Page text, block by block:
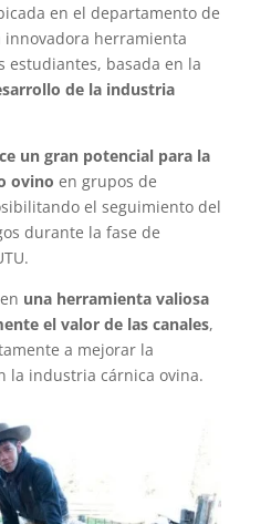
en el departamento de
herramienta
estudiantes, basada en la
de la industria
un gran potencial para la
ovino en grupos de
el seguimiento del
durante la fase de
una herramienta valiosa
el valor de las canales,
a mejorar la
la industria cárnica ovina.